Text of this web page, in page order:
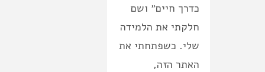
כדרך חיים״ ושם
חלקתי את הלמידה
שלי. כשפתחתי את
האתר הזה,